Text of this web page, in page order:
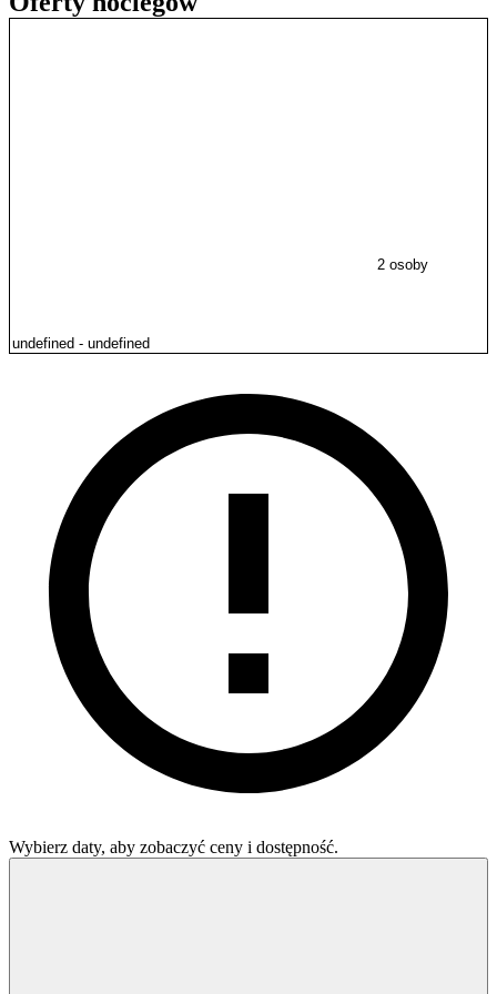
2 osoby
Wybierz daty, aby zobaczyć ceny i dostępność.